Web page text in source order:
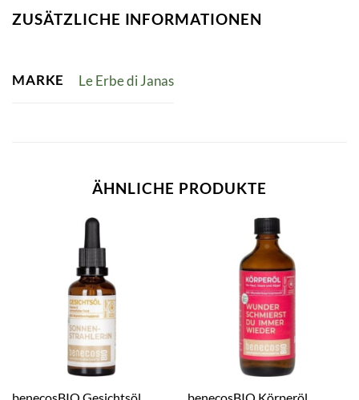
ZUSÄTZLICHE INFORMATIONEN
MARKE Le Erbe di Janas
ÄHNLICHE PRODUKTE